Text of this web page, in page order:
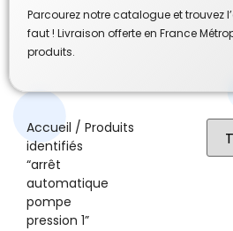
Parcourez notre catalogue et trouvez
faut ! Livraison offerte en France
produits.
Accueil / Produits
identifiés
“arrêt
automatique
pompe
pression 1”